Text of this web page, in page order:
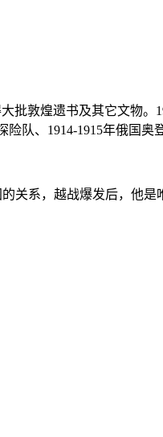
批敦煌遗书及其它文物。
队、1914-1915年俄国奥
关系，越战爆发后，他